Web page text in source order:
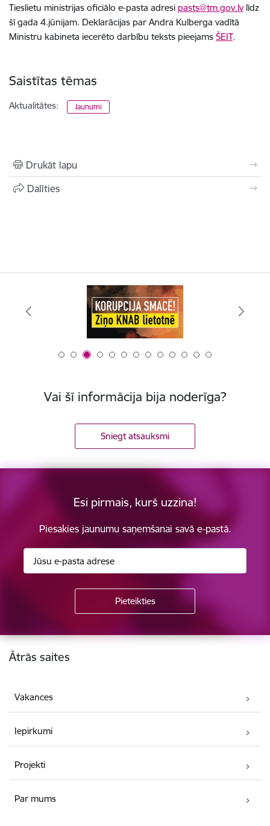
Tieslietu ministrijas oficiālo e-pasta adresi pasts@tm.gov.lvlīdz
šī gada 4.jūnijam. Deklarācijas par Andra Kulberga vadītā
Ministru kabineta iecerēto darbību teksts pieejams ŠEIT.
Saistītas tēmas
Aktualitātes: Jaunumi
Drukāt lapu
Dalīties
Vai šī informācija bija noderīga?
Sniegt atsauksmi
Esi pirmais, kurš uzzina!
Piesakies jaunumu saņemšanai savā e-pastā.
Kājene
Ātrās saites
Vakances
Iepirkumi
Projekti
Par mums